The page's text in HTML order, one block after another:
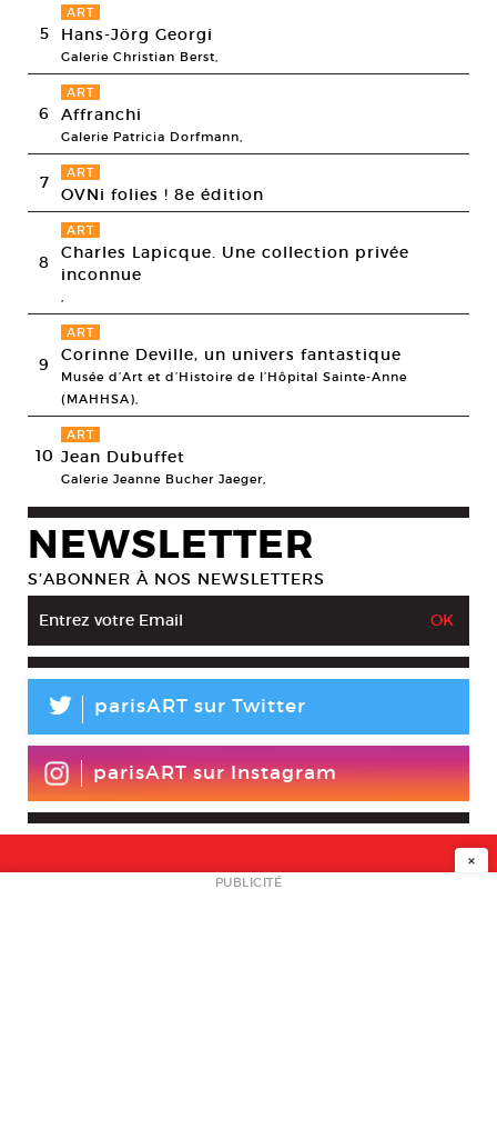
5
ART
Hans-Jörg Georgi
Galerie Christian Berst,
6
ART
Affranchi
Galerie Patricia Dorfmann,
7 ART
OVNi folies ! 8e édition
8
ART
Charles Lapicque. Une collection privée
inconnue
9
ART
Corinne Deville, un univers fantastique
Musée d’Art et d’Histoire de l’Hôpital Sainte-Anne
(MAHHSA),
10
ART
Jean Dubuffet
Galerie Jeanne Bucher Jaeger,
NEWSLETTER
S’ABONNER À NOS NEWSLETTERS
L parisART sur Twitter
parisART sur Instagram
NEWSLETTER
×
PUBLICITÉ